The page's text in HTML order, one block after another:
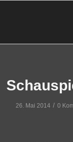
26. Mai 2014 / 0